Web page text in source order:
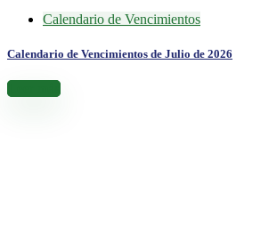
Calendario de Vencimientos
Calendario de Vencimientos de Julio de 2026